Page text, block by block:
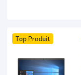
Top Produit